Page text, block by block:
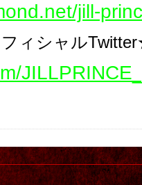
jill-
ィシャル